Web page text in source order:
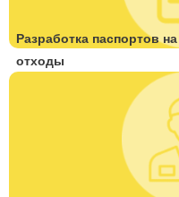
Разработка паспортов на
отходы